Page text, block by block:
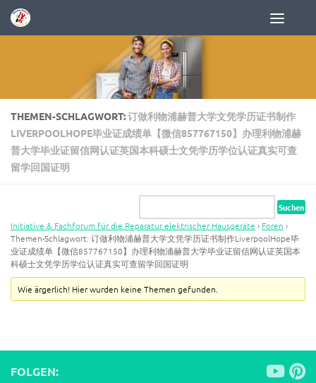
Zum Inhalt springen
THEMEN-SCHLAGWORT:订做利物浦赫普大学文凭学历证书制作
LIVERPOOLHOPE毕业证成绩单【微信857767150】办理利物浦赫
普大学毕业证留信网认证英国本科硕士文凭学历学位认证真实可查
留学回国证明
Initiative & Fachforum für die Reparatur elektrischer Hausgeräte › Foren ›
Themen-Schlagwort: 订做利物浦赫普大学文凭学历证书制作LiverpoolHope毕
业证成绩单【微信857767150】办理利物浦赫普大学毕业证留信网认证英国本
科硕士文凭学历学位认证真实可查留学回国证明
Wie ärgerlich! Hier wurden keine Themen gefunden.
FOLGEN: